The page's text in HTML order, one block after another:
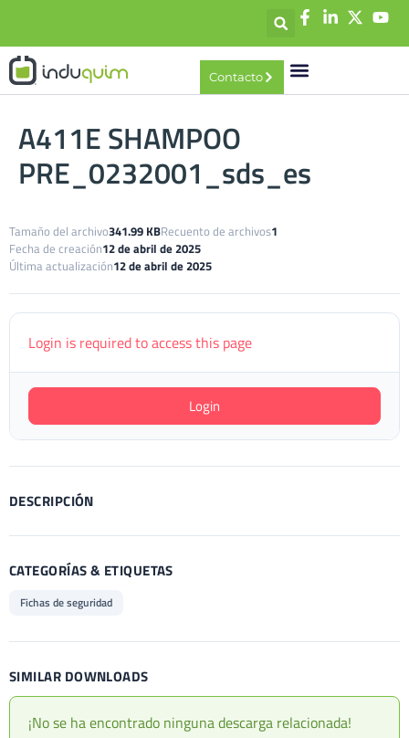
Contacto
A411E SHAMPOO
PRE_0232001_sds_es
Tamaño del archivo341.99 KBRecuento de archivos1
Fecha de creación12 de abril de 2025
Última actualización12 de abril de 2025
Login is required to access this page
Login
DESCRIPCIÓN
CATEGORÍAS & ETIQUETAS
Fichas de seguridad
SIMILAR DOWNLOADS
¡No se ha encontrado ninguna descarga relacionada!